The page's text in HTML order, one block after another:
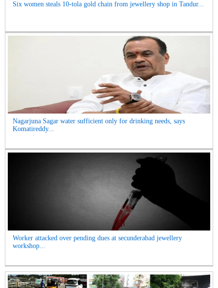
Six women steals 10-tola gold chain from jewellery shop in Tandur...
Nagarjuna Sagar water sufficient only for drinking needs, says
Komatireddy...
Worker attacked over pending dues at secunderabad jewellery
workshop...